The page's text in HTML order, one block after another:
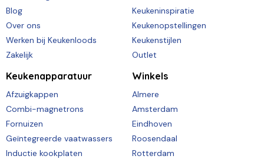
Blog
Over ons
Werken bij Keukenloods
Zakelijk
Keukeninspiratie
Keukenopstellingen
Keukenstijlen
Outlet
Keukenapparatuur
Afzuigkappen
Combi-magnetrons
Fornuizen
Geïntegreerde vaatwassers
Inductie kookplaten
Winkels
Almere
Amsterdam
Eindhoven
Roosendaal
Rotterdam